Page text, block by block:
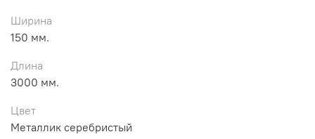
Ширина
150 мм.
Длина
3000 мм.
Цвет
Металлик серебристый